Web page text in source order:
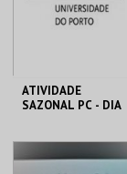
COMPRAR
ATIVIDADE
SAZONAL PC - DIA
CENTRAL